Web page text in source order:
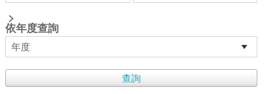
>
依年度查詢